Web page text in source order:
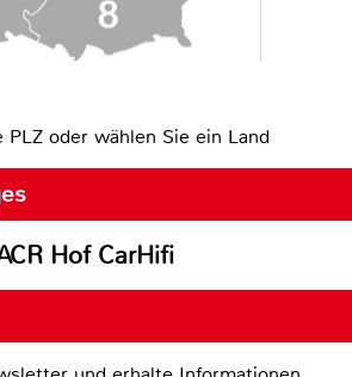
PLZ oder wählen Sie ein Land
Hof CarHifi